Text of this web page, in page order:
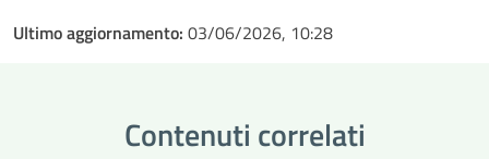
Ultimo aggiornamento: 03/06/2026, 10:28
Contenuti correlati